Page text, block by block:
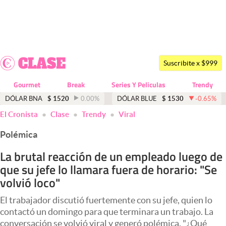
Dólar
Economía y Política
Finanzas y Mercados
Mercados Online
Negocios
Columnistas
Apertura
Suscribite x $999
Gourmet Break Series Y Peliculas Trendy
DÓLAR BNA $ 1520 0.00% DÓLAR BLUE $ 1530 -0.65%
El Cronista Clase Trendy Viral
Polémica
La brutal reacción de un empleado luego de
que su jefe lo llamara fuera de horario: "Se
volvió loco"
El trabajador discutió fuertemente con su jefe, quien lo
contactó un domingo para que terminara un trabajo. La
conversación se volvió viral y generó polémica. "¿Qué